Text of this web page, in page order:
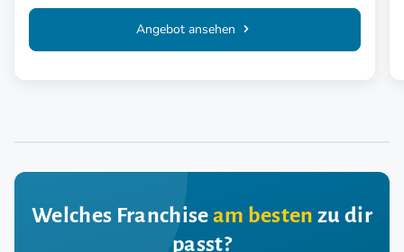
Angebot ansehen
Welches Franchiseam besten zu dir
passt?